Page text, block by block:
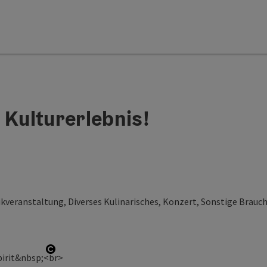
Kulturerlebnis!
Diverses Kulinarisches, Konzert, Sonstige
Copyright öffnen